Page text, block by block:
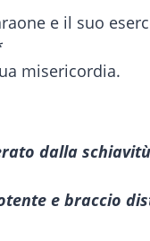
e il suo
misericordia.
dalla
e braccio